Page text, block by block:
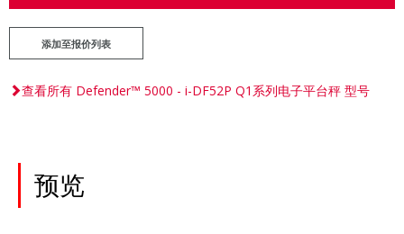
添加至报价列表
查看所有 Defender™ 5000 - i-DF52P Q1系列电子平台秤 型号
预览